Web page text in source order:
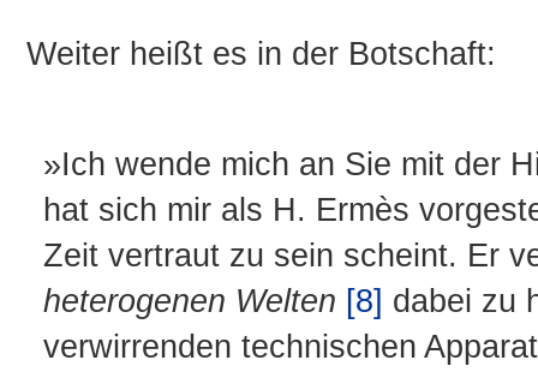
Weiter heißt es in der Botschaft:
»Ich wende mich an Sie mit der
hat sich mir als H. Ermès
Zeit vertraut zu sein scheint. Er
heterogenen Welten [8] dabei zu
verwirrenden technischen